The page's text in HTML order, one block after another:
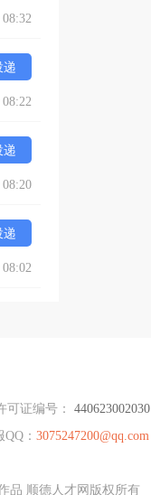
递
递
递
可证编号： 440623002030
： 3075247200@qq.com
品 顺德人才网版权所有